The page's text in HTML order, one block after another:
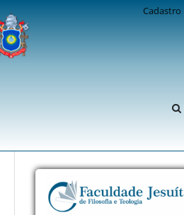
Cadastro